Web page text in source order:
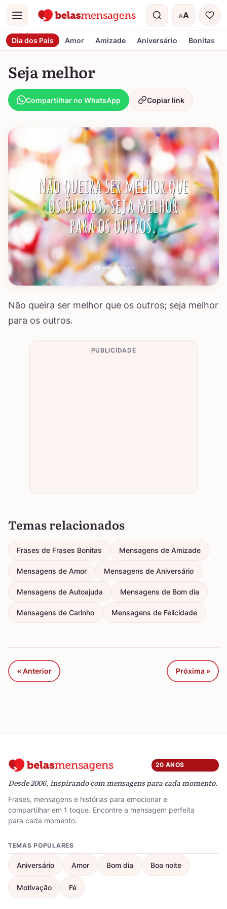
Menu AA
Tamanho do
Dia dos Pais Amor Amizade Aniversário Bonitas
Seja melhor
Compartilhar no WhatsApp Copiar link
Não queira ser melhor que os outros; seja melhor
para os outros.
PUBLICIDADE
Temas relacionados
Frases de Frases Bonitas Mensagens de Amizade
Mensagens de Amor Mensagens de Aniversário
Mensagens de Autoajuda Mensagens de Bom dia
Mensagens de Carinho Mensagens de Felicidade
« Anterior Próxima »
20 ANOS
Desde 2006, inspirando com mensagens para cada momento.
Frases, mensagens e histórias para emocionar e
compartilhar em 1 toque. Encontre a mensagem perfeita
para cada momento.
TEMAS POPULARES
Aniversário Amor Bom dia Boa noite
Motivação Fé